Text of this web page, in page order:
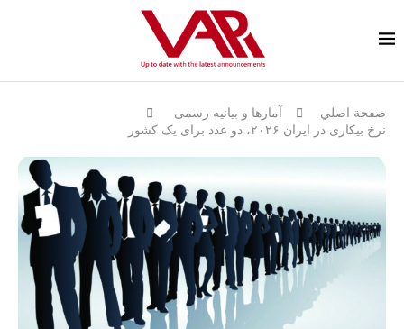
صفحة اصلي
آمارها و بيانيه رسمى
نرخ بیکاری در ایران ۲۰۲۶، دو عدد برای یک کشور